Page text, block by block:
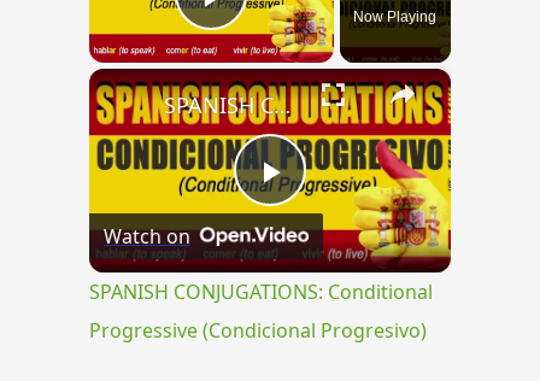
Play VideoNow Playing
×
Play
Video
SPANISH CONJUGATIONS: Conditional Progressive (Condicional Progresivo)
Watch on
SPANISH CONJUGATIONS: Conditional
Progressive (Condicional Progresivo)